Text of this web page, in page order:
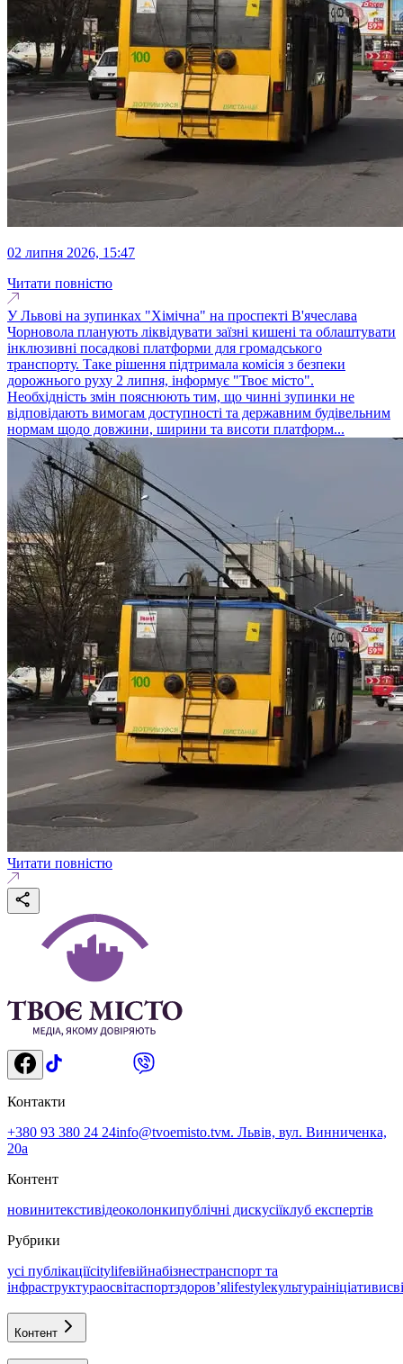
02 липня 2026, 15:47
Читати повністю
У Львові на зупинках "Хімічна" на проспекті В'ячеслава
Чорновола планують ліквідувати заїзні кишені та облаштувати
інклюзивні посадкові платформи для громадського
транспорту. Таке рішення підтримала комісія з безпеки
дорожнього руху 2 липня, інформує "Твоє місто".
Необхідність змін пояснюють тим, що чинні зупинки не
відповідають вимогам доступності та державним будівельним
нормам щодо довжини, ширини та висоти платформ...
Читати повністю
Контакти
+380 93 380 24 24info@tvoemisto.tvм. Львів, вул. Винниченка,
20а
Контент
новинитекстивідеоколонкипублічні дискусіїклуб експертів
Рубрики
усі публікаціїcitylifeвійнабізнестранспорт та
інфраструктураосвітаспортздоровʼяlifestyleкультураініціативи
Контент